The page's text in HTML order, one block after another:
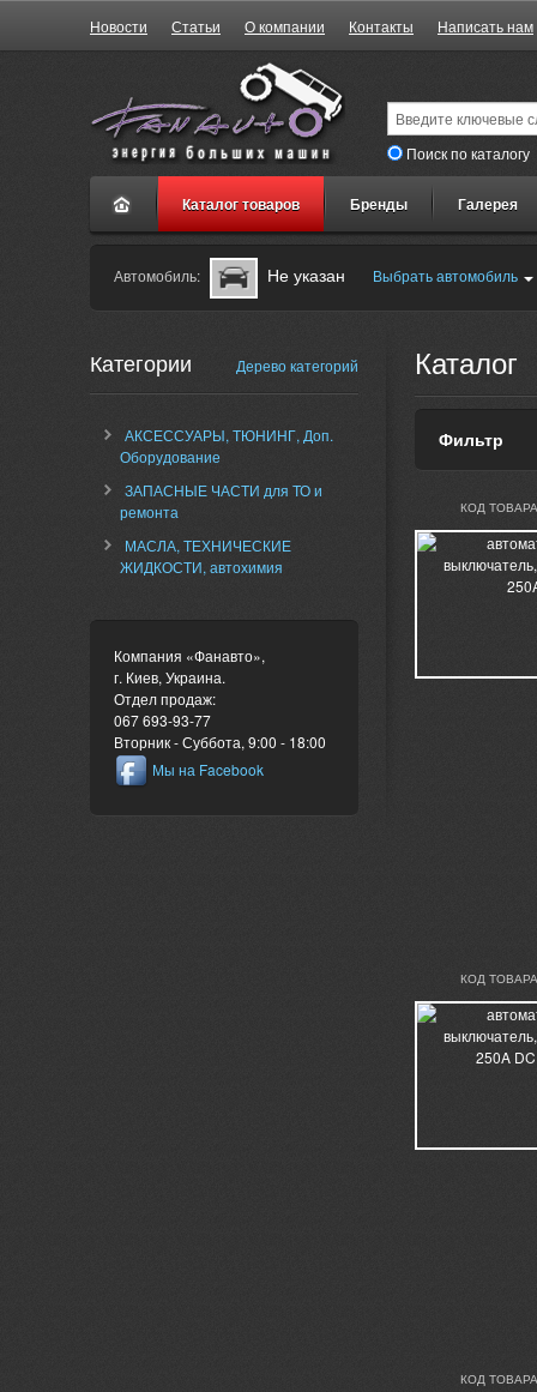
Новости Статьи О компании Контакты Написать нам
Поиск по каталогу
Каталог товаров Бренды Галерея
Автомобиль: Не указан Выбрать автомобиль
Категории Дерево категорий
АКСЕССУАРЫ, ТЮНИНГ, Доп.
Оборудование
ЗАПАСНЫЕ ЧАСТИ для ТО и
ремонта
МАСЛА, ТЕХНИЧЕСКИЕ
ЖИДКОСТИ, автохимия
Компания «Фанавто»,
г. Киев, Украина.
Отдел продаж:
067 693-93-77
Вторник - Суббота, 9:00 - 18:00
Мы на Facebook
Каталог
Фильтр
КОД
КОД
КОД